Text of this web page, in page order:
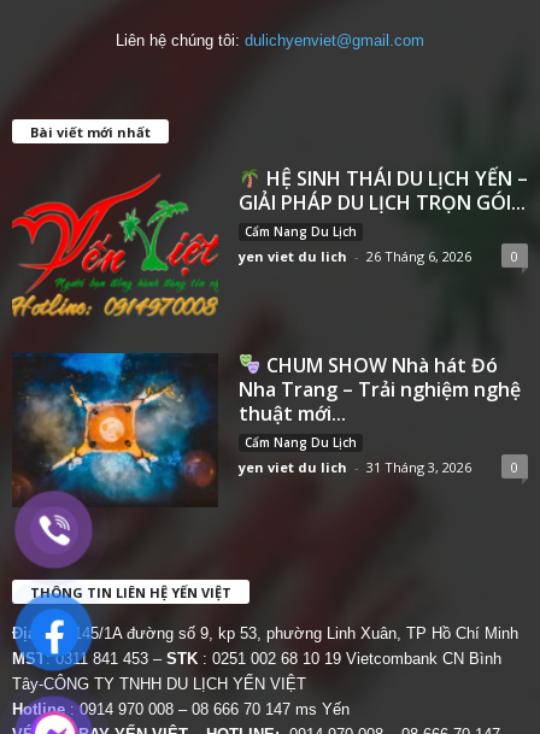
Liên hệ chúng tôi: dulichyenviet@gmail.com
Bài viết mới nhất
HỆ SINH THÁI DU LỊCH YẾN –
GIẢI PHÁP DU LỊCH TRỌN GÓI...
Cẩm Nang Du Lịch
yen viet du lich - 26 Tháng 6, 2026 0
CHUM SHOW Nhà hát Đó
Nha Trang – Trải nghiệm nghệ
thuật mới...
Cẩm Nang Du Lịch
yen viet du lich - 31 Tháng 3, 2026 0
THÔNG TIN LIÊN HỆ YẾN VIỆT
Địa chỉ:
145/1A đường số 9, kp 53, phường Linh Xuân, TP Hồ Chí Minh
MST: 0311 841 453 – STK : 0251 002 68 10 19 Vietcombank CN Bình
Tây-CÔNG TY TNHH DU LỊCH YẾN VIỆT
Hotline : 0914 970 008 – 08 666 70 147 ms Yến